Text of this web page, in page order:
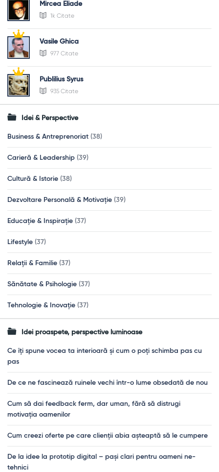
Mircea Eliade
1k Citate
Vasile Ghica
977 Citate
Publilius Syrus
935 Citate
Idei & Perspective
Business & Antreprenoriat (38)
Carieră & Leadership (39)
Cultură & Istorie (38)
Dezvoltare Personală & Motivație (39)
Educație & Inspirație (37)
Lifestyle (37)
Relații & Familie (37)
Sănătate & Psihologie (37)
Tehnologie & Inovație (37)
Idei proaspete, perspective luminoase
Ce îți spune vocea ta interioară și cum o poți schimba pas cu
pas
De ce ne fascinează ruinele vechi într-o lume obsedată de nou
Cum să dai feedback ferm, dar uman, fără să distrugi
motivația oamenilor
Cum creezi oferte pe care clienții abia așteaptă să le cumpere
De la idee la prototip digital – pași clari pentru oameni ne-
tehnici